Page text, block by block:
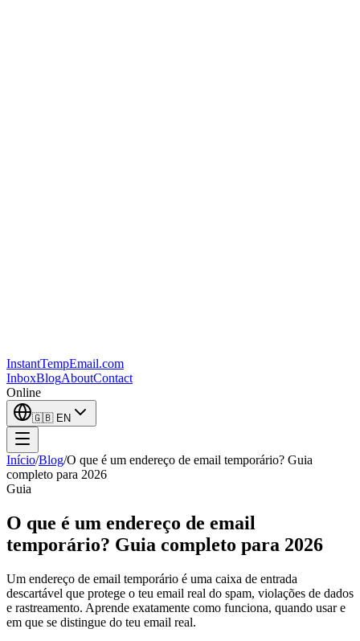
InstantTempEmail.com
InboxBlogAboutContact
Online
🇬🇧 EN
Início/Blog/O que é um endereço de email temporário? Guia
completo para 2026
Guia
O que é um endereço de email
temporário? Guia completo para 2026
Um endereço de email temporário é uma caixa de entrada
descartável que protege o teu email real do spam, violações de dados
e rastreamento. Aprende exatamente como funciona, quando usar e
em que se distingue do teu email real.